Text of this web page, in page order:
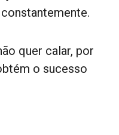
quer calar, por
o sucesso